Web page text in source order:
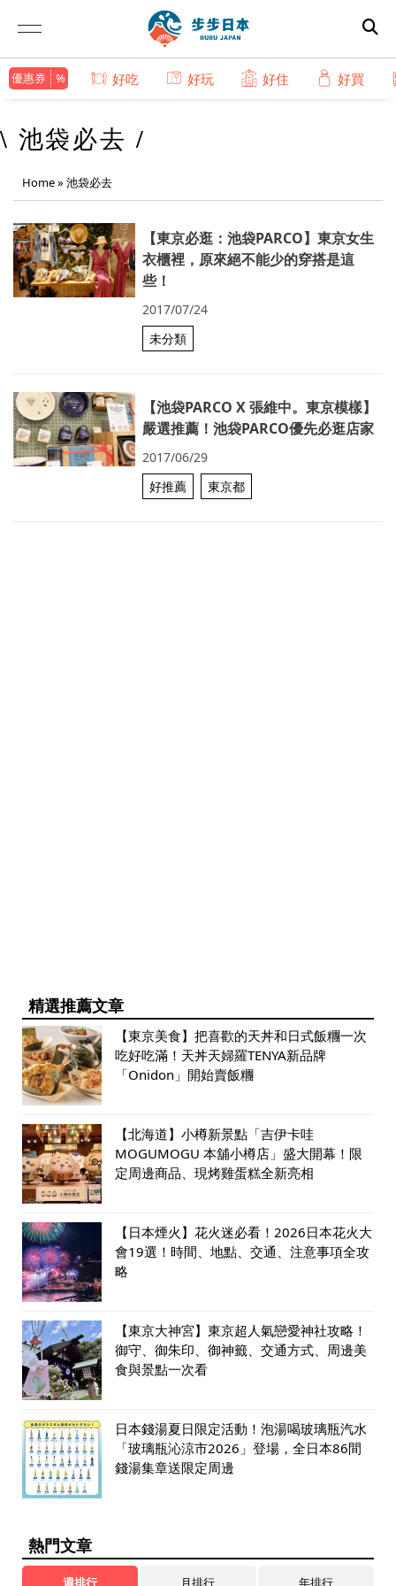
優惠券 好吃 好玩 好住 好買
\ 池袋必去 /
Home» 池袋必去
【東京必逛：池袋PARCO】東京女生
衣櫃裡，原來絕不能少的穿搭是這
些！
2017/07/24
未分類
【池袋PARCO X 張維中。東京模樣】
嚴選推薦！池袋PARCO優先必逛店家
2017/06/29
好推薦
東京都
精選推薦文章
【東京美食】把喜歡的天丼和日式飯糰一次
吃好吃滿！天丼天婦羅TENYA新品牌
「Onidon」開始賣飯糰
【北海道】小樽新景點「吉伊卡哇
MOGUMOGU 本舖小樽店」盛大開幕！限
定周邊商品、現烤雞蛋糕全新亮相
【日本煙火】花火迷必看！2026日本花火大
會19選！時間、地點、交通、注意事項全攻
略
【東京大神宮】東京超人氣戀愛神社攻略！
御守、御朱印、御神籤、交通方式、周邊美
食與景點一次看
日本錢湯夏日限定活動！泡湯喝玻璃瓶汽水
「玻璃瓶沁涼市2026」登場，全日本86間
錢湯集章送限定周邊
熱門文章
週排行 月排行 年排行